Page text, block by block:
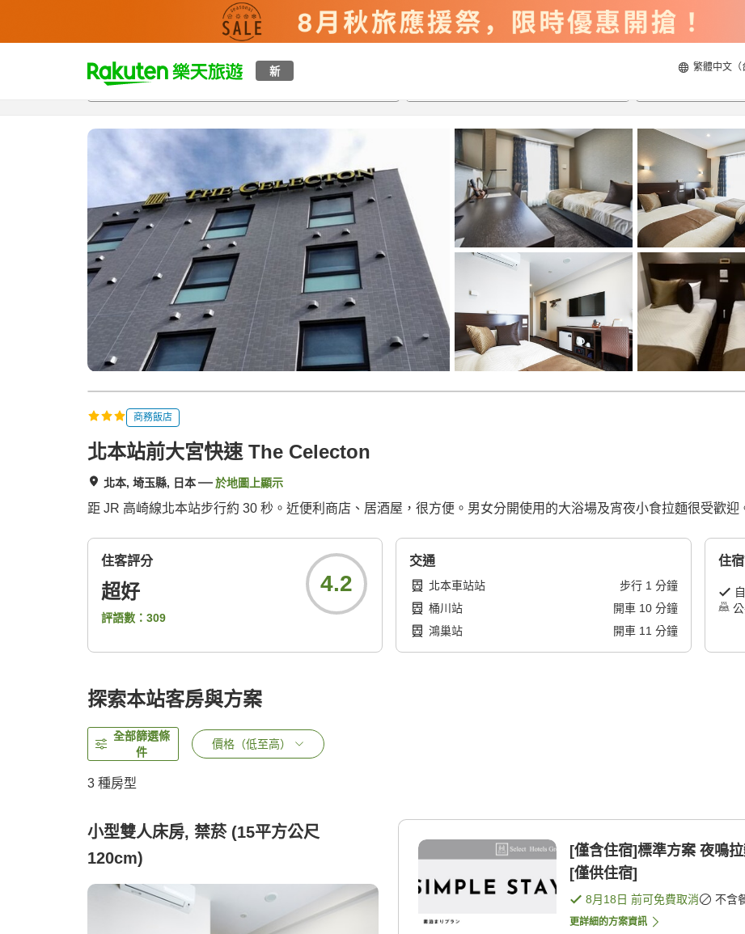
新 繁體中文（
t
p
a
a
r
c
h
總覽客房與方案評語特點設施
商務飯店
北本站前大宮快速 The Celecton
北本, 埼玉縣, 日本 於地圖上顯示
距 JR 高崎線北本站步行約 30 秒。近便利商店、居酒屋，很方便。男女分開使用的大浴場及宵夜小食拉麵很受歡迎
住客評分
超好
評語數： 309
4.2
交通
北本車站站 步行 1 分鐘
桶川站
開車 10分鐘
鴻巢站
開車 11 分鐘
住
探索本站客房與方案
全部篩選條
件
價格（低至高）
3 種房型
小型雙人床房, 禁菸 (15平方公尺
120cm)
[僅含住宿]標準方案 夜鳴
[僅供住宿]
8月18日 前可免費取消 不含
更詳細的方案資訊